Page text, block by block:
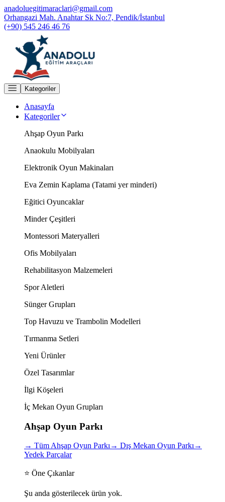
anadoluegitimaraclari@gmail.com
Orhangazi Mah. Anahtar Sk No:7, Pendik/İstanbul
(+90) 545 246 46 76
Kategoriler
Anasayfa
Kategoriler
Ahşap Oyun Parkı
Anaokulu Mobilyaları
Elektronik Oyun Makinaları
Eva Zemin Kaplama (Tatami yer minderi)
Eğitici Oyuncaklar
Minder Çeşitleri
Montessori Materyalleri
Ofis Mobilyaları
Rehabilitasyon Malzemeleri
Spor Aletleri
Sünger Grupları
Top Havuzu ve Trambolin Modelleri
Tırmanma Setleri
Yeni Ürünler
Özel Tasarımlar
İlgi Köşeleri
İç Mekan Oyun Grupları
Ahşap Oyun Parkı
→ Tüm Ahşap Oyun Parkı→ Dış Mekan Oyun Parkı→
Yedek Parçalar
⭐ Öne Çıkanlar
Şu anda gösterilecek ürün yok.